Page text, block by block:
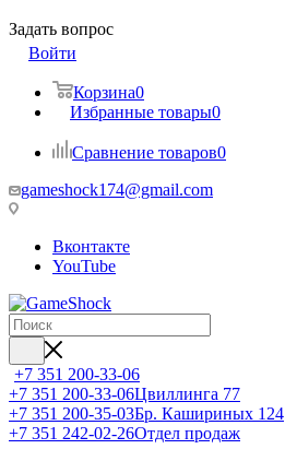
Задать вопрос
Войти
Корзина0
Избранные товары0
Сравнение товаров0
gameshock174@gmail.com
Вконтакте
YouTube
+7 351 200-33-06
+7 351 200-33-06Цвиллинга 77
+7 351 200-35-03Бр. Кашириных 124
+7 351 242-02-26Отдел продаж